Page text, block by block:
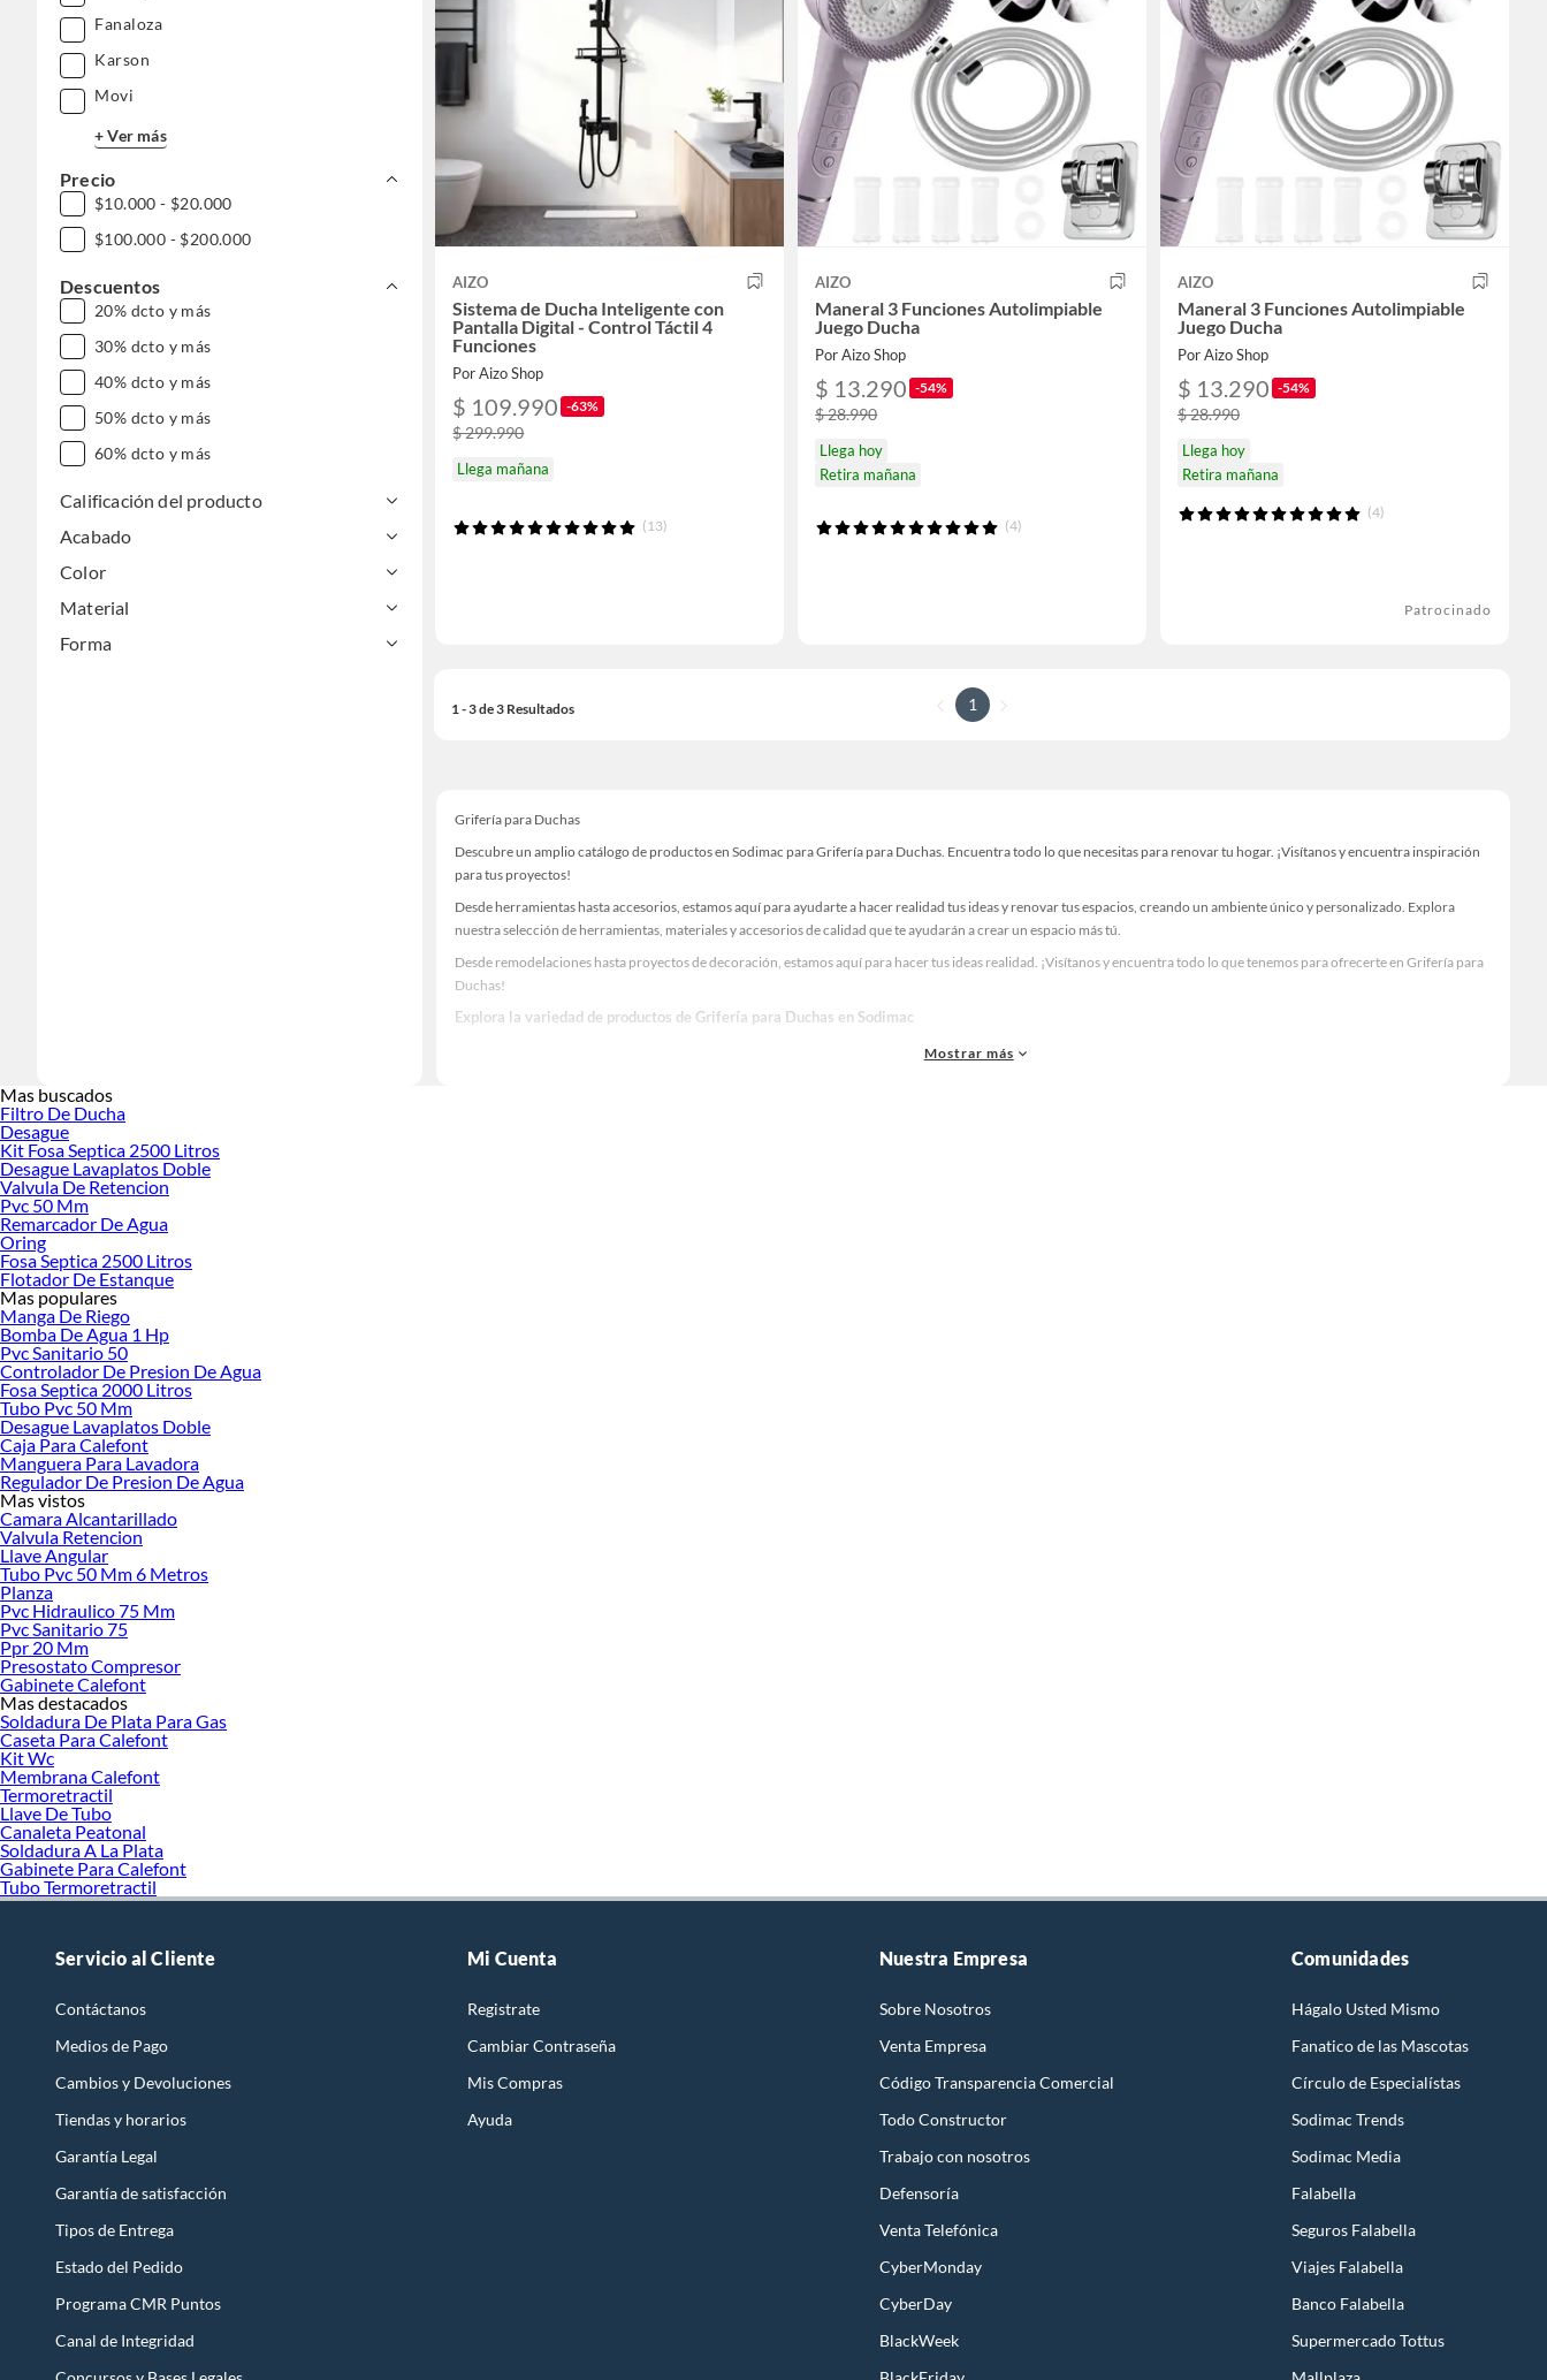
Fanaloza
Karson
Movi
+ Ver más
Precio
$10.000 - $20.000
$100.000 - $200.000
Descuentos
20% dcto y más
30% dcto y más
40% dcto y más
50% dcto y más
60% dcto y más
Calificación del producto
Acabado
Color
Material
Forma
AIZO
Sistema de Ducha Inteligente con
Pantalla Digital - Control Táctil 4
Funciones
Por Aizo Shop
$ 109.990 -63%
$ 299.990
Llega mañana
(13)
AIZO
Maneral 3 Funciones Autolimpiable
Juego Ducha
Por Aizo Shop
$ 13.290 -54%
$ 28.990
Llega hoy
Retira mañana
(4)
AIZO
Maneral 3 Funciones Autolimpiable
Juego Ducha
Por Aizo Shop
$ 13.290 -54%
$ 28.990
Llega hoy
Retira mañana
(4)
Patrocinado
1 - 3 de 3 Resultados 1
Grifería para Duchas
Descubre un amplio catálogo de productos en Sodimac para Grifería para Duchas. Encuentra todo lo que necesitas para renovar tu hogar. ¡Visítanos y encuentra inspiración
para tus proyectos!
Desde herramientas hasta accesorios, estamos aquí para ayudarte a hacer realidad tus ideas y renovar tus espacios, creando un ambiente único y personalizado. Explora
nuestra selección de herramientas, materiales y accesorios de calidad que te ayudarán a crear un espacio más tú.
Desde remodelaciones hasta proyectos de decoración, estamos aquí para hacer tus ideas realidad. ¡Visítanos y encuentra todo lo que tenemos para ofrecerte en Grifería para
Duchas!
Explora la variedad de productos de Grifería para Duchas en Sodimac
Herramientas, materiales y accesorios de calidad para tus proyectos y renovación de espacios. ¡Visítanos y descubre todo lo que tenemos para ofrecerte!
Mostrar más
Mas buscados
Filtro De Ducha
Desague
Kit Fosa Septica 2500 Litros
Desague Lavaplatos Doble
Valvula De Retencion
Pvc 50 Mm
Remarcador De Agua
Oring
Fosa Septica 2500 Litros
Flotador De Estanque
Mas populares
Manga De Riego
Bomba De Agua 1 Hp
Pvc Sanitario 50
Controlador De Presion De Agua
Fosa Septica 2000 Litros
Tubo Pvc 50 Mm
Desague Lavaplatos Doble
Caja Para Calefont
Manguera Para Lavadora
Regulador De Presion De Agua
Mas vistos
Camara Alcantarillado
Valvula Retencion
Llave Angular
Tubo Pvc 50 Mm 6 Metros
Planza
Pvc Hidraulico 75 Mm
Pvc Sanitario 75
Ppr 20 Mm
Presostato Compresor
Gabinete Calefont
Mas destacados
Soldadura De Plata Para Gas
Caseta Para Calefont
Kit Wc
Membrana Calefont
Termoretractil
Llave De Tubo
Canaleta Peatonal
Soldadura A La Plata
Gabinete Para Calefont
Tubo Termoretractil
Servicio al Cliente
Contáctanos
Medios de Pago
Cambios y Devoluciones
Tiendas y horarios
Garantía Legal
Garantía de satisfacción
Tipos de Entrega
Estado del Pedido
Programa CMR Puntos
Canal de Integridad
Mi Cuenta
Registrate
Cambiar Contraseña
Mis Compras
Ayuda
Nuestra Empresa
Sobre Nosotros
Venta Empresa
Código Transparencia Comercial
Todo Constructor
Trabajo con nosotros
Defensoría
Venta Telefónica
CyberMonday
CyberDay
BlackWeek
Comunidades
Hágalo Usted Mismo
Fanatico de las Mascotas
Círculo de Especialístas
Sodimac Trends
Sodimac Media
Falabella
Seguros Falabella
Viajes Falabella
Banco Falabella
Supermercado Tottus